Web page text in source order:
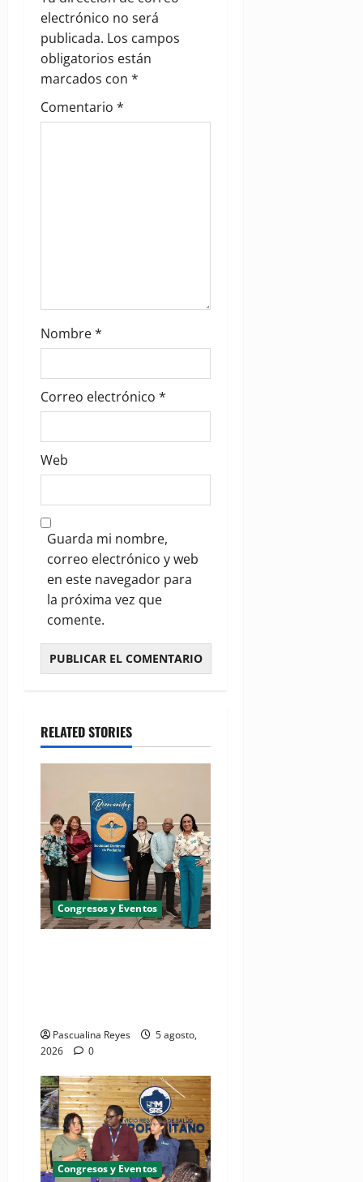
g
a
t
i
electrónico no será
publicada. Los campos
obligatorios están
marcados con *
Comentario *
Nombre*
Correo electrónico *
Web
Guarda mi nombre,
correo electrónico y web
en este navegador para
la próxima vez que
comente.
RELATED STORIES
Congresos y Eventos
Pascualina Reyes
5 agosto,
2026
0
Congresos y Eventos